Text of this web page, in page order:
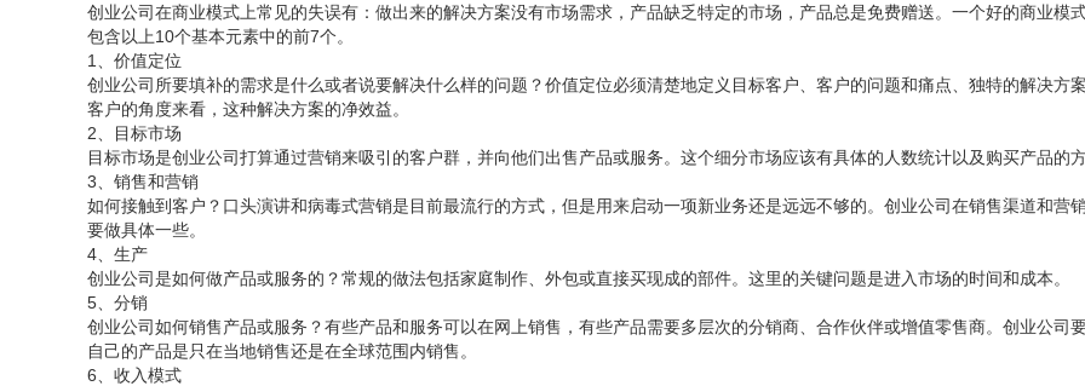
创业公司在商业模式上常见的失误有：做出来的解决方案没有市场需求，产品缺乏特定的市场，产品总是免费赠送。一个好的商业模
包含以上10个基本元素中的前7个。
1、价值定位
创业公司所要填补的需求是什么或者说要解决什么样的问题？价值定位必须清楚地定义目标客户、客户的问题和痛点、独特的解决方
客户的角度来看，这种解决方案的净效益。
2、目标市场
目标市场是创业公司打算通过营销来吸引的客户群，并向他们出售产品或服务。这个细分市场应该有具体的人数统计以及购买产品的方
3、销售和营销
如何接触到客户？口头演讲和病毒式营销是目前最流行的方式，但是用来启动一项新业务还是远远不够的。创业公司在销售渠道和营
要做具体一些。
4、生产
创业公司是如何做产品或服务的？常规的做法包括家庭制作、外包或直接买现成的部件。这里的关键问题是进入市场的时间和成本。
5、分销
创业公司如何销售产品或服务？有些产品和服务可以在网上销售，有些产品需要多层次的分销商、合作伙伴或增值零售商。创业公司
自己的产品是只在当地销售还是在全球范围内销售。
6、收入模式